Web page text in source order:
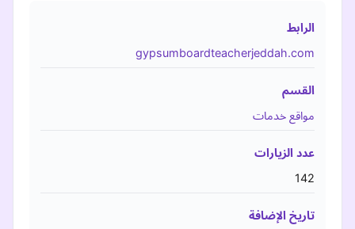
الرابط
gypsumboardteacherjeddah.com
القسم
مواقع خدمات
عدد الزيارات
142
تاريخ الإضافة